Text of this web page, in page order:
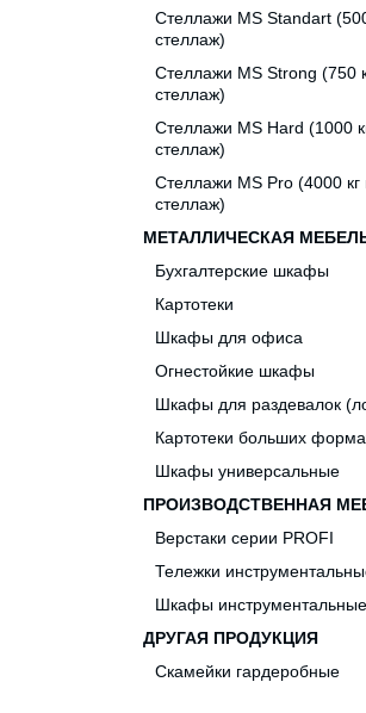
Стеллажи MS Standart
стеллаж)
Стеллажи MS Strong (750
стеллаж)
Стеллажи MS Hard (1000
стеллаж)
Стеллажи MS Pro (4000 кг
стеллаж)
МЕТАЛЛИЧЕСКАЯ
Бухгалтерские шкафы
Картотеки
Шкафы для офиса
Огнестойкие шкафы
Шкафы для раздевалок
Картотеки больших
Шкафы универсальные
ПРОИЗВОДСТВЕННАЯ
Верстаки серии PROFI
Тележки
Шкафы инструментальные
ДРУГАЯ ПРОДУКЦИЯ
Скамейки гардеробные